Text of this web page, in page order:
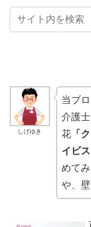
しげゆき
当ブ
介護
花「
イビス
めて
や、